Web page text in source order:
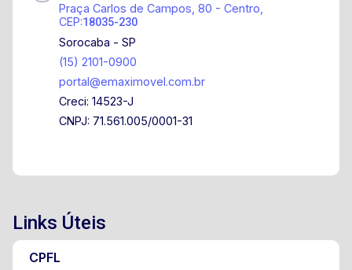
Praça Carlos de Campos, 80 - Centro,
CEP:18035-230
Sorocaba - SP
(15) 2101-0900
portal@emaximovel.com.br
Creci: 14523-J
CNPJ: 71.561.005/0001-31
Links Úteis
CPFL